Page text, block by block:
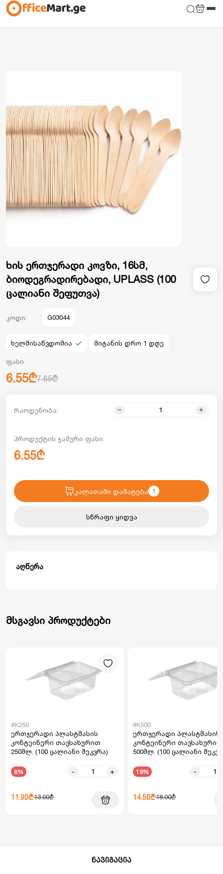
ხის ერთჯერადი კოვზი, 16სმ,
ბიოდეგრადირებადი, UPLASS (100
ცალიანი შეფუთვა)
კოდი: G03044
ხელმისაწვდომია მიტანის დრო 1 დღე
ფასი
6.55₾7.65₾
რაოდენობა:
პროდუქტის ჯამური ფასი:
6.55₾
კალათაში დამატება 1
სწრაფი ყიდვა
აღწერა
მსგავსი პროდუქტები
#K250
ერთჯერადი პლასტმასის
კონტეინერი თავსახურით
250მლ. (100 ცალიანი შეკვრა)
8% - +
11.90₾13.00₾
#K500
ერთჯერადი პლასტმასის
კონტეინერი თავსახურით
500მლ. (100 ცალიანი
19% -
14.50₾18.00₾
ნავიგაცია